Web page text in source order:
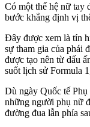
Có một thế hệ nữ tay
bước khẳng định vị
Đây được xem là tín
sự tham gia của phái
được tạo nên từ dấu
suốt lịch sử Formula
Dù ngày Quốc tế
những người phụ nữ
đường đua lẫn phía